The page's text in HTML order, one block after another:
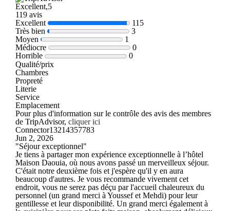
Excellent,5
119 avis
Excellent
115
Très bien
3
Moyen
1
Médiocre
0
Horrible
0
Qualité/prix
Chambres
Propreté
Literie
Service
Emplacement
Pour plus d'information sur le contrôle des avis des membres
de TripAdvisor, cliquer ici
Connector13214357783
Jun 2, 2026
"Séjour exceptionnel"
Je tiens à partager mon expérience exceptionnelle à l’hôtel
Maison Daouia, où nous avons passé un merveilleux séjour.
C'était notre deuxième fois et j'espère qu'il y en aura
beaucoup d'autres. Je vous recommande vivement cet
endroit, vous ne serez pas déçu par l'accueil chaleureux du
personnel (un grand merci à Youssef et Mehdi) pour leur
gentillesse et leur disponibilité. Un grand merci également à